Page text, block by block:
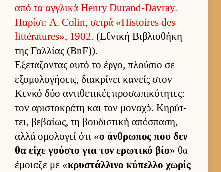
από τα αγ­γλικά Henry Durand-Davray.
Παρίσι: A. Colin, σειρά «Histoires des
littératures», 1902. (Εθνική Βιβλιο­θήκη
της Γαλ­λίας (BnF)).
Εξετάζοντας αυτό το έρ­γο, πλού­σιο σε
εξομολογήσεις, δια­κρίνει κανείς στον
Κενκό δύο αντιθετικές προσωπικότητες:
τον αριστοκράτη και τον μοναχό. Κηρύτ­
τει, βεβαί­ως, τη βου­διστική απόσπαση,
αλλά ομολογεί ότι «ο άν­θρωπος που δεν
θα είχε γού­στο για τον ερωτικό βίο» θα
έμοιαζε με «κρυστάλ­λινο κύπελλο χωρίς